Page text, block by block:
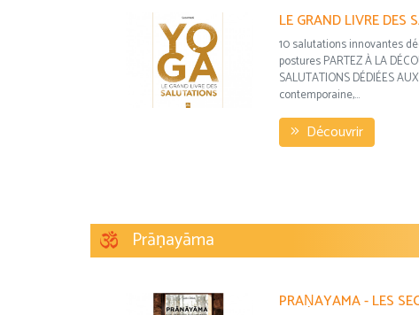
10 salutations innovantes
postures PARTEZ À LA
SALUTATIONS DÉDIÉES
contemporaine,...
Découvrir
Prāṇayāma